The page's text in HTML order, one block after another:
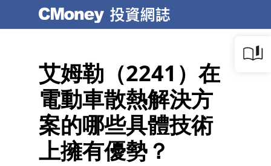
艾姆勒（2241）在
電動車散熱解決方
案的哪些具體技術
上擁有優勢？